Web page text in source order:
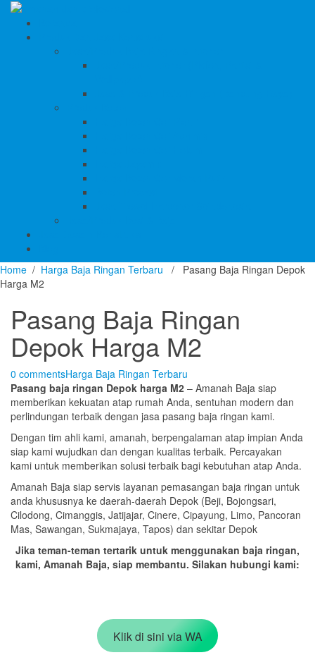
Home / Harga Baja Ringan Terbaru / Pasang Baja Ringan Depok
Harga M2
Pasang Baja Ringan
Depok Harga M2
0 commentsHarga Baja Ringan Terbaru
Pasang baja ringan Depok harga M2 – Amanah Baja siap
memberikan kekuatan atap rumah Anda, sentuhan modern dan
perlindungan terbaik dengan jasa pasang baja ringan kami.
Dengan tim ahli kami, amanah, berpengalaman atap impian Anda
siap kami wujudkan dan dengan kualitas terbaik. Percayakan
kami untuk memberikan solusi terbaik bagi kebutuhan atap Anda.
Amanah Baja siap servis layanan pemasangan baja ringan untuk
anda khususnya ke daerah-daerah Depok (Beji, Bojongsari,
Cilodong, Cimanggis, Jatijajar, Cinere, Cipayung, Limo, Pancoran
Mas, Sawangan, Sukmajaya, Tapos) dan sekitar Depok
Jika teman-teman tertarik untuk menggunakan baja ringan,
kami, Amanah Baja, siap membantu. Silakan hubungi kami:
Klik di sini via WA